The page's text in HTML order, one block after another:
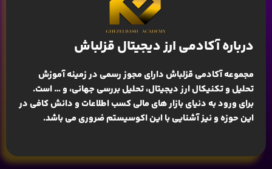
درباره آکادمی ارز دیجیتال قزلباش
مجموعه آکادمی قزلباش دارای مجوز رسمی در زمینهآموزش
تحلیل و تکنیکال ارز دیجیتال، تحلیل بررسی جهانی، و … است.
برای ورود به دنیای بازار های مالی کسب اطلاعات و دانش کافی در
این حوزه و نیز آشنایی با این اکوسیستم ضروری می باشد.